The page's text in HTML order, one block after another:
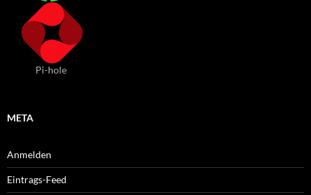
Pi-hole
META
Anmelden
Eintrags-Feed